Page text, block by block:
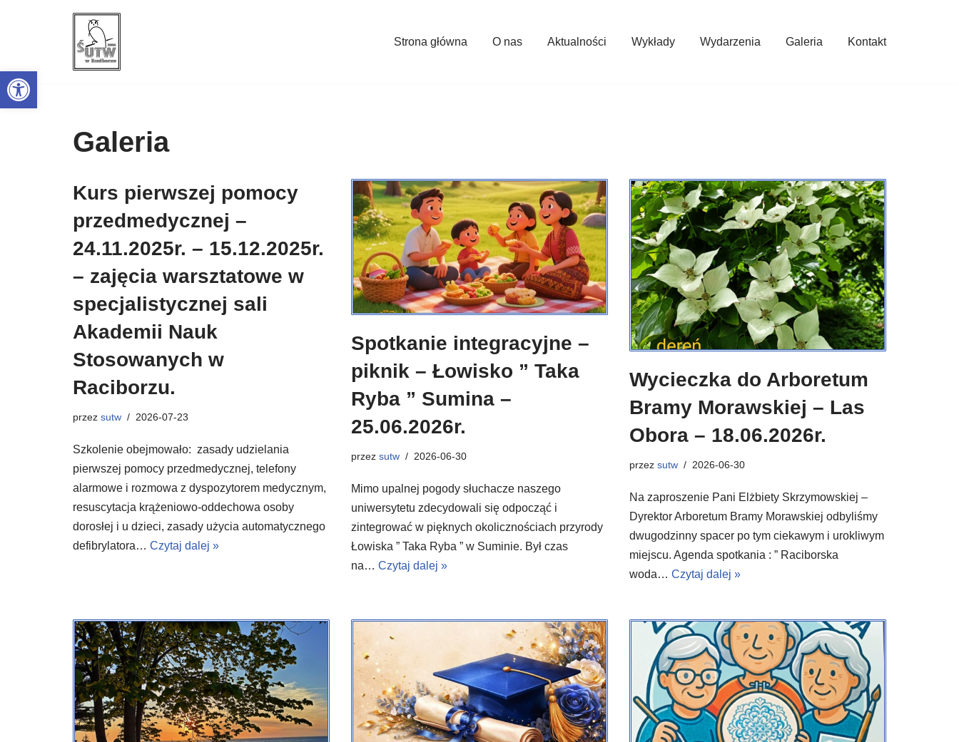
Open toolbar
treści
Strona główna O nas Aktualności Wykłady Wydarzenia Galeria Kontakt
Galeria
Kurs pierwszej pomocy
przedmedycznej –
24.11.2025r. – 15.12.2025r.
– zajęcia warsztatowe w
specjalistycznej sali
Akademii Nauk
Stosowanych w
Raciborzu.
przez sutw 2026-07-23
Szkolenie obejmowało: zasady udzielania
pierwszej pomocy przedmedycznej, telefony
alarmowe i rozmowa z dyspozytorem medycznym,
resuscytacja krążeniowo-oddechowa osoby
dorosłej i u dzieci, zasady użycia automatycznego
defibrylatora… Czytaj dalej »
Spotkanie integracyjne –
piknik – Łowisko ” Taka
Ryba ” Sumina –
25.06.2026r.
przez sutw 2026-06-30
Mimo upalnej pogody słuchacze naszego
uniwersytetu zdecydowali się odpocząć i
zintegrować w pięknych okolicznościach przyrody
Łowiska ” Taka Ryba ” w Suminie. Był czas
na… Czytaj dalej »
Wycieczka do Arboretum
Bramy Morawskiej – Las
Obora – 18.06.2026r.
przez sutw 2026-06-30
Na zaproszenie Pani Elżbiety Skrzymowskiej –
Dyrektor Arboretum Bramy Morawskiej odbyliśmy
dwugodzinny spacer po tym ciekawym i urokliwym
miejscu. Agenda spotkania : ” Raciborska
woda… Czytaj dalej »